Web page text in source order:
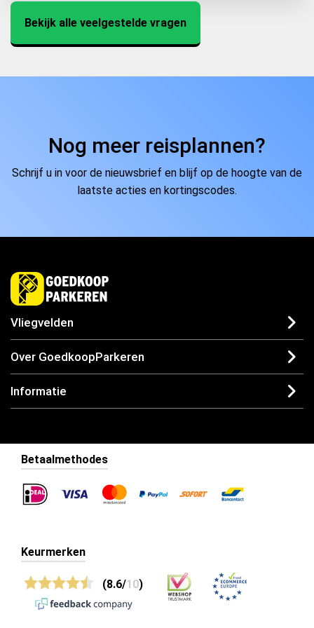
gebruik maken van de vergelijkingstool.
Met een GPK kunt u gratis parkeren op de meer dan
80 gehandicaptenparkeerplaatsen in Gouda net als
Bekijk alle veelgestelde vragen
Nog meer reisplannen?
Schrijf u in voor de nieuwsbrief en blijf op de hoogte van de
laatste acties en kortingscodes.
Vliegvelden
Over GoedkoopParkeren
Informatie
Betaalmethodes
Keurmerken
(8.6/10)